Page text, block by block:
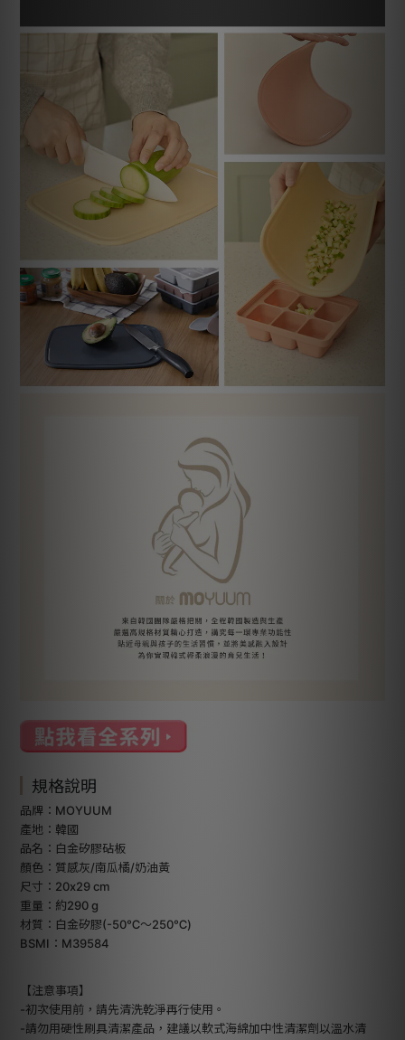
規格說明
品牌：MOYUUM
產地：韓國
品名：白金矽膠砧板
顏色：質感灰/南瓜橘/奶油黃
尺寸：20x29 cm
重量：約290 g
材質：白金矽膠(-50℃～250℃)
BSMI：M39584
【注意事項】
-初次使用前，請先清洗乾淨再行使用。
-請勿用硬性刷具清潔產品，建議以軟式海綿加中性清潔劑以溫水清